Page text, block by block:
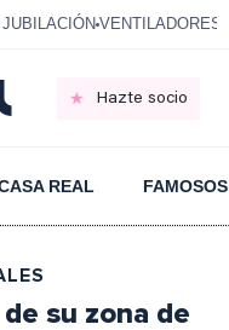
VENTILADORES
Hazte socio
REAL FAMOSOS
su zona de